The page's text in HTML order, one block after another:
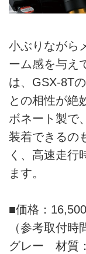
小ぶりながら
ーム感を与え
は、GSX-8T
との相性が絶
ボネート製で
装着できるの
く、高速走行
ます。
■価格：
（参考取付
グレー 材質